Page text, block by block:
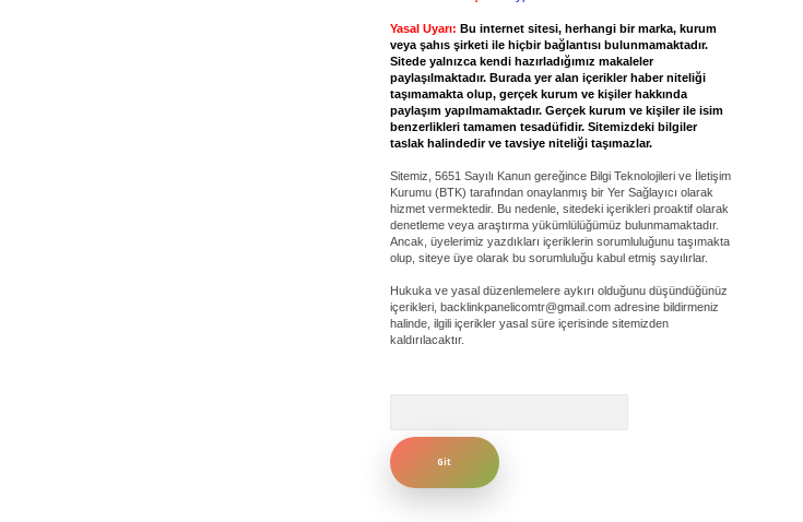
Yasal Uyarı: Bu internet sitesi, herhangi bir marka, kurum
veya şahıs şirketi ile hiçbir bağlantısı bulunmamaktadır.
Sitede yalnızca kendi hazırladığımız makaleler
paylaşılmaktadır. Burada yer alan içerikler haber niteliği
taşımamakta olup, gerçek kurum ve kişiler hakkında
paylaşım yapılmamaktadır. Gerçek kurum ve kişiler ile isim
benzerlikleri tamamen tesadüfidir. Sitemizdeki bilgiler
taslak halindedir ve tavsiye niteliği taşımazlar.
Sitemiz, 5651 Sayılı Kanun gereğince Bilgi Teknolojileri ve İletişim
Kurumu (BTK) tarafından onaylanmış bir Yer Sağlayıcı olarak
hizmet vermektedir. Bu nedenle, sitedeki içerikleri proaktif olarak
denetleme veya araştırma yükümlülüğümüz bulunmamaktadır.
Ancak, üyelerimiz yazdıkları içeriklerin sorumluluğunu taşımakta
olup, siteye üye olarak bu sorumluluğu kabul etmiş sayılırlar.
Hukuka ve yasal düzenlemelere aykırı olduğunu düşündüğünüz
içerikleri, backlinkpanelicomtr@gmail.comadresine bildirmeniz
halinde, ilgili içerikler yasal süre içerisinde sitemizden
kaldırılacaktır.